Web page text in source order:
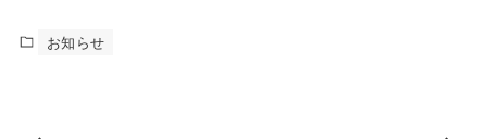
お知らせ